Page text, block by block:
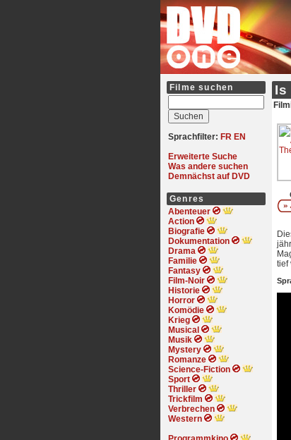
Filme suchen
Sprachfilter: FR EN
Erweiterte Suche
Was andere suchen
Demnächst auf DVD
Genres
Abenteuer
Action
Biografie
Dokumentation
Drama
Familie
Fantasy
Film-Noir
Historie
Horror
Komödie
Krieg
Musical
Musik
Mystery
Romanze
Science-Fiction
Sport
Thriller
Trickfilm
Verbrechen
Western
Is
tief